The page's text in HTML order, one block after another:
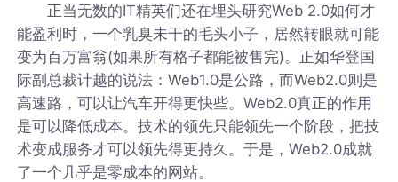
正当无数的IT精英们还在埋头研究Web 2.0如何才
能盈利时，一个乳臭未干的毛头小子，居然转眼就可能
变为百万富翁(如果所有格子都能被售完)。正如华登国
际副总裁计越的说法：Web1.0是公路，而Web2.0则是
高速路，可以让汽车开得更快些。Web2.0真正的作用
是可以降低成本。技术的领先只能领先一个阶段，把技
术变成服务才可以领先得更持久。于是，Web2.0成就
了一个几乎是零成本的网站。